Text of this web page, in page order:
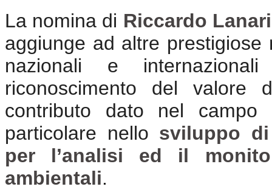
La nomina di Riccardo Lanari
aggiunge ad altre prestigiose
nazionali e
riconoscimento del valore
contributo dato nel campo
particolare nello sviluppo
per l’analisi ed il
ambientali.